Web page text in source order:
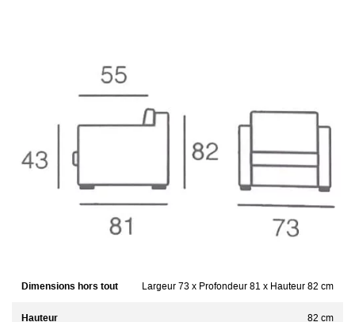
Dimensions hors tout Largeur 73 x Profondeur 81 x Hauteur 82 cm
Hauteur 82 cm